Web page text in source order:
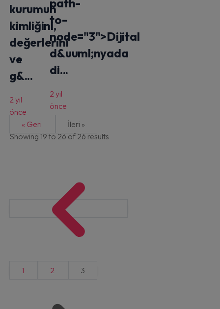
kurumun
kimliğini,
değerlerini
ve
g&...
2 yıl
önce
path-
to-
node="3">Dijital
d&uuml;nyada
di...
2 yıl
önce
« Geri
İleri »
Showing19 to 26 of 26 results
1 2 3